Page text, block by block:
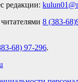
редакции:
8 (383-
68) 97-296.